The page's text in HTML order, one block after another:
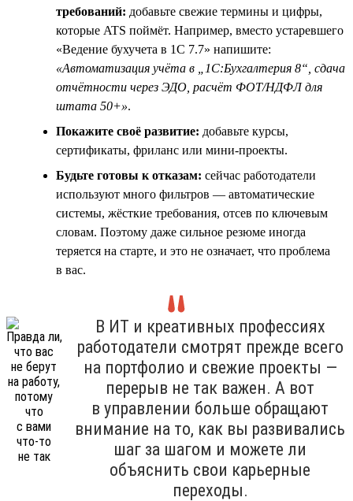
требований: добавьте свежие термины и цифры,
которые ATS поймёт. Например, вместо устаревшего
«Ведение бухучета в 1С 7.7» напишите:
«Автоматизация учёта в „1С:Бухгалтерия 8“, сдача
отчётности через ЭДО, расчёт ФОТ/НДФЛ для
штата 50+».
Покажите своё развитие: добавьте курсы,
сертификаты, фриланс или мини-проекты.
Будьте готовы к отказам: сейчас работодатели
используют много фильтров — автоматические
системы, жёсткие требования, отсев по ключевым
словам. Поэтому даже сильное резюме иногда
теряется на старте, и это не означает, что проблема
в вас.
В ИТ и креативных профессиях
работодатели смотрят прежде всего
на портфолио и свежие проекты —
перерыв не так важен. А вот
в управлении больше обращают
внимание на то, как вы развивались
шаг за шагом и можете ли
объяснить свои карьерные
переходы.